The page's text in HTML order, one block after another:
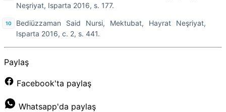
Neşriyat, Isparta 2016, s. 177.
Bediüzzaman Said Nursi, Mektubat, Hayrat Neşriyat,
Isparta 2016, c. 2, s. 441.
Paylaş
Facebook'ta paylaş
Whatsapp'da paylaş